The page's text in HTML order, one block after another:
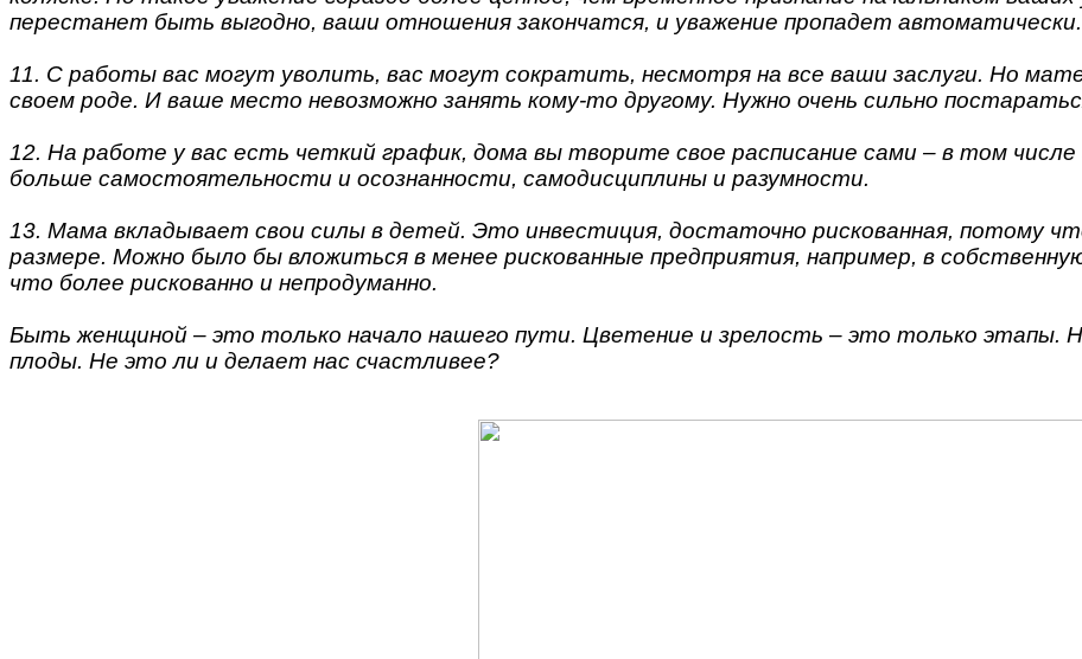
перестанет быть выгодно, ваши отношения закончатся, и уважение пропадет автоматически.
11. С работы вас могут уволить, вас могут сократить, несмотря на все ваши заслуги. Но
своем роде. И ваше место невозможно занять кому-то другому. Нужно очень сильно
12. На работе у вас есть четкий график, дома вы творите свое расписание сами – в том
больше самостоятельности и осознанности, самодисциплины и разумности.
13. Мама вкладывает свои силы в детей. Это инвестиция, достаточно рискованная, потому
размере. Можно было бы вложиться в менее рискованные предприятия, например, в
что более рискованно и непродуманно.
Быть женщиной – это только начало нашего пути. Цветение и зрелость – это только этапы.
плоды. Не это ли и делает нас счастливее?